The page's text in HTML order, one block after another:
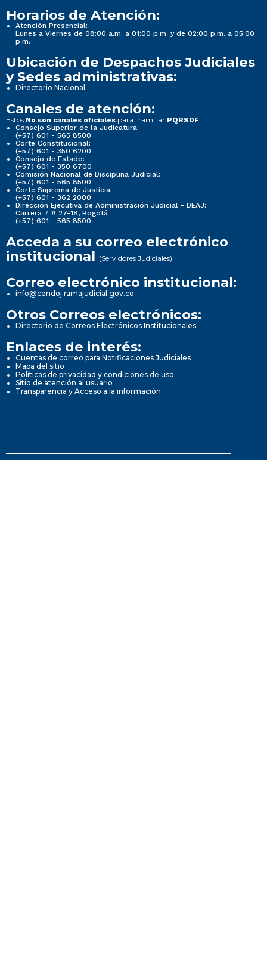
Horarios de Atención:
Atención Presencial:
Lunes a Viernes de 08:00 a.m. a 01:00 p.m. y de 02:00 p.m. a 05:00
p.m.
Ubicación de Despachos Judiciales
y Sedes administrativas:
Directorio Nacional
Canales de atención:
Estos No son canales oficiales para tramitar PQRSDF
Consejo Superior de la Judicatura:
(+57) 601 - 565 8500
Corte Constitucional:
(+57) 601 - 350 6200
Consejo de Estado:
(+57) 601 - 350 6700
Comisión Nacional de Disciplina Judicial:
(+57) 601 - 565 8500
Corte Suprema de Justicia:
(+57) 601 - 362 2000
Dirección Ejecutiva de Administración Judicial - DEAJ:
Carrera 7 # 27-18, Bogotá
(+57) 601 - 565 8500
Acceda a su correo electrónico
institucional (Servidores Judiciales)
Correo electrónico institucional:
info@cendoj.ramajudicial.gov.co
Otros Correos electrónicos:
Directorio de Correos Electrónicos Institucionales
Enlaces de interés:
Cuentas de correo para Notificaciones Judiciales
Mapa del sitio
Políticas de privacidad y condiciones de uso
Sitio de atención al usuario
Transparencia y Acceso a la información